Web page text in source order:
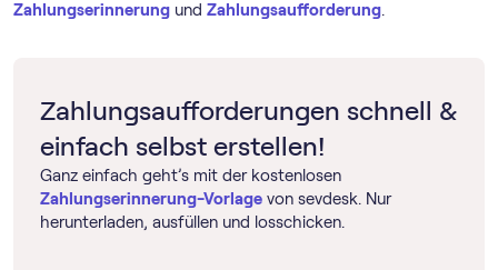
Zahlungserinnerung und Zahlungsaufforderung.
Zahlungsaufforderungen schnell &
einfach selbst erstellen!
Ganz einfach geht’s mit der kostenlosen
Zahlungserinnerung-Vorlage von sevdesk. Nur
herunterladen, ausfüllen und losschicken.